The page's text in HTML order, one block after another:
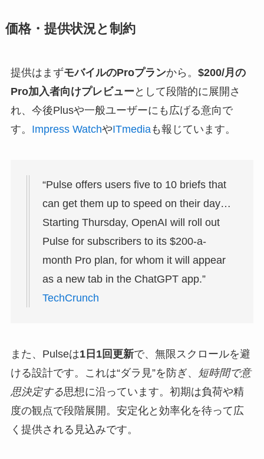
価格・提供状況と制約
提供はまずモバイルのProプランから。 $200/月の
Pro加入者向けプレビュー として段階的に展開さ
れ、今後Plusや一般ユーザーにも広げる意向で
す。 Impress WatchやITmediaも報じています。
“Pulse offers users five to 10 briefs that
can get them up to speed on their day…
Starting Thursday, OpenAI will roll out
Pulse for subscribers to its $200-a-
month Pro plan, for whom it will appear
as a new tab in the ChatGPT app.”
TechCrunch
また、Pulseは1日1回更新で、無限スクロールを避
ける設計です。これは“ダラ見”を防ぎ、
短時間で意
思決定する思想に沿っています。初期は負荷や精
度の観点で段階展開。安定化と効率化を待って広
く提供される見込みです。